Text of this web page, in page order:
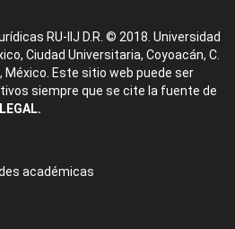
RU-IIJ D.R. © 2018. Universidad
Ciudad Universitaria, Coyoacán, C.
México. Este sitio web puede ser
siempre que se cite la fuente de
académicas